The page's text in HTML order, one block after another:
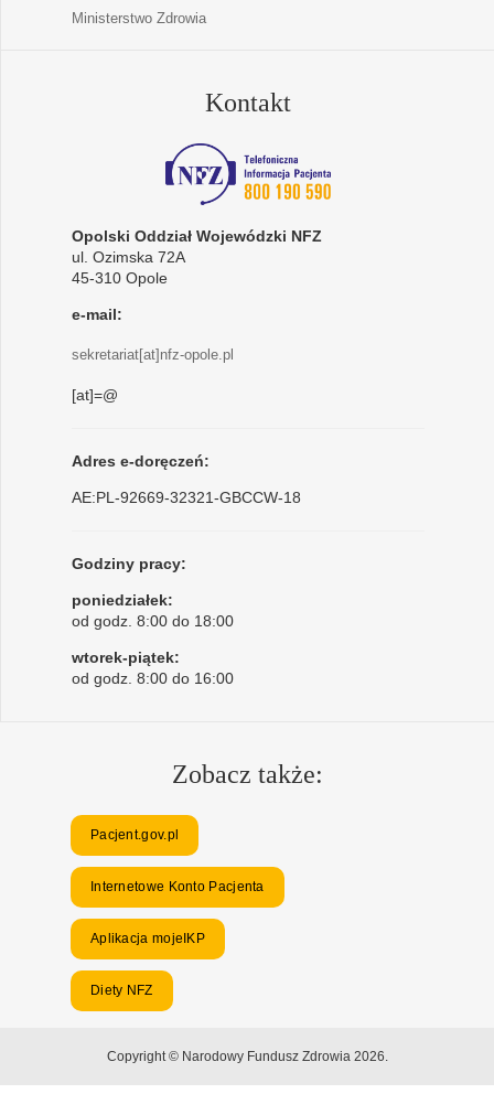
Ministerstwo Zdrowia
Kontakt
Opolski Oddział Wojewódzki NFZ
ul. Ozimska 72A
45-310 Opole
e-mail:
sekretariat[at]nfz-opole.pl
[at]=@
Adres e-doręczeń:
AE:PL-92669-32321-GBCCW-18
Godziny pracy:
poniedziałek:
od godz. 8:00 do 18:00
wtorek-piątek:
od godz. 8:00 do 16:00
Zobacz także:
Pacjent.gov.pl
Internetowe Konto Pacjenta
Aplikacja mojeIKP
Diety NFZ
Copyright © Narodowy Fundusz Zdrowia 2026.